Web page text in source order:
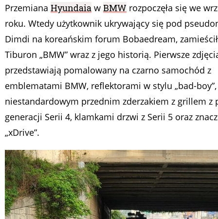
Przemiana Hyundaia w BMW rozpoczęła się we
roku. Wtedy użytkownik ukrywający się pod
Dimdi na koreańskim forum Bobaedream,
Tiburon „BMW” wraz z jego historią. Pierwsze
przedstawiają pomalowany na czarno samochód z
emblematami BMW, reflektorami w stylu „bad-boy”,
niestandardowym przednim zderzakiem z grillem z
generacji Serii 4, klamkami drzwi z Serii 5 oraz
„xDrive”.